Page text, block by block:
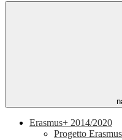
Erasmus+ 2014/2020
Progetto